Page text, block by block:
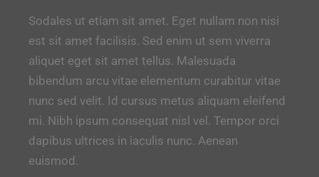
Sodales ut etiam sit amet. Eget nullam non nisi
est sit amet facilisis. Sed enim ut sem viverra
aliquet eget sit amet tellus. Malesuada
bibendum arcu vitae elementum curabitur vitae
nunc sed velit. Id cursus metus aliquam eleifend
mi. Nibh ipsum consequat nisl vel. Tempor orci
dapibus ultrices in iaculis nunc. Aenean
euismod.